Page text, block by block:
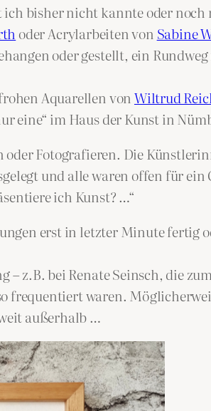
bisher nicht kannte oder
oder Acrylarbeiten von Sabine
oder gestellt, ein
Aquarellen von Wiltrud
eine“ im Haus der Kunst in
Fotografieren. Die
und alle waren offen für
ich Kunst? …“
erst in letzter Minute fertig
– z.B. bei Renate Seinsch, die
frequentiert waren.
außerhalb …